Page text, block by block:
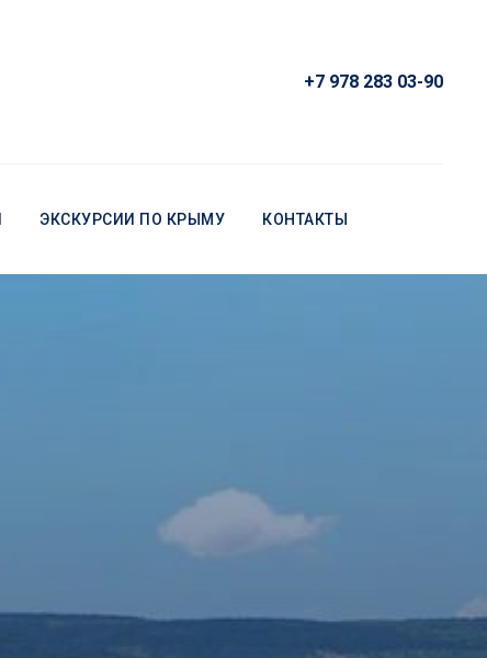
+7 978 283 03-90
ЭКСКУРСИИ ПО КРЫМУ КОНТАКТЫ